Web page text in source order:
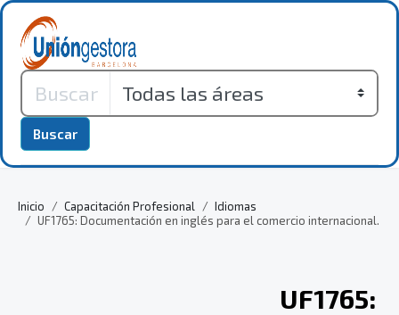
Buscar
Inicio Capacitación Profesional
Idiomas
UF1765: Documentación en inglés para el comercio internacional.
UF1765: